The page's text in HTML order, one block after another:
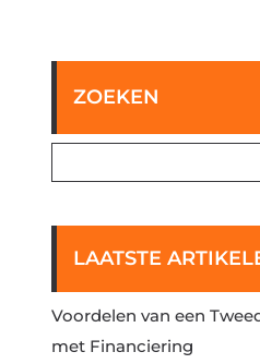
ZOEKEN
LAATSTE
Voordelen van een
met Financiering